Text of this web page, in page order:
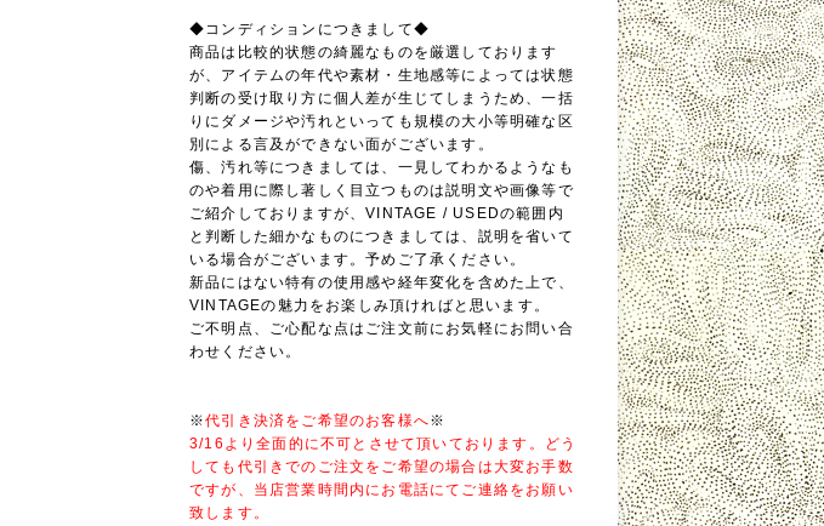
◆コンディションにつきまして◆
商品は比較的状態の綺麗なものを厳選しております
が、アイテムの年代や素材・生地感等によっては状態
判断の受け取り方に個人差が生じてしまうため、一括
りにダメージや汚れといっても規模の大小等明確な区
別による言及ができない面がございます。
傷、汚れ等につきましては、一見してわかるようなも
のや着用に際し著しく目立つものは説明文や画像等で
ご紹介しておりますが、VINTAGE / USEDの範囲内
と判断した細かなものにつきましては、説明を省いて
いる場合がございます。予めご了承ください。
新品にはない特有の使用感や経年変化を含めた上で、
VINTAGEの魅力をお楽しみ頂ければと思います。
ご不明点、ご心配な点はご注文前にお気軽にお問い合
わせください。
※代引き決済をご希望のお客様へ※
3/16より全面的に不可とさせて頂いております。どう
しても代引きでのご注文をご希望の場合は大変お手数
ですが、当店営業時間内にお電話にてご連絡をお願い
致します。